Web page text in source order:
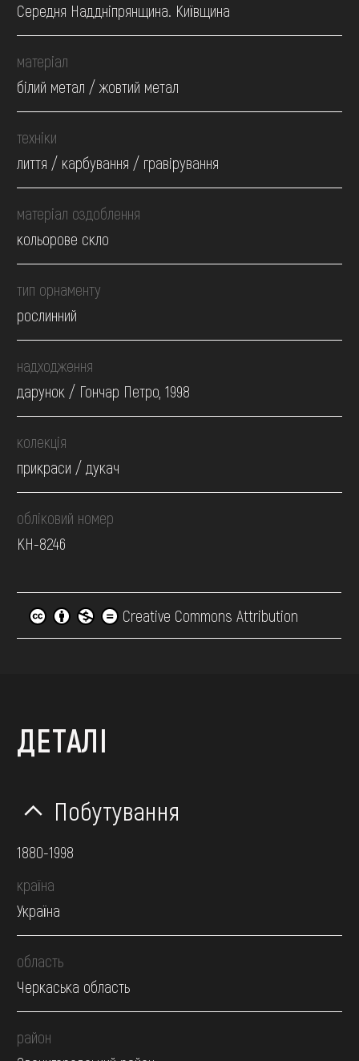
Середня Наддніпрянщина. Київщина
матеріал
білий метал / жовтий метал
техніки
лиття / карбування / гравірування
матеріал оздоблення
кольорове скло
тип орнаменту
рослинний
надходження
дарунок / Гончар Петро, 1998
колекція
прикраси / дукач
обліковий номер
КН-8246
Creative Commons Attribution
ДЕТАЛІ
Побутування
1880-1998
країна
Україна
область
Черкаська область
район